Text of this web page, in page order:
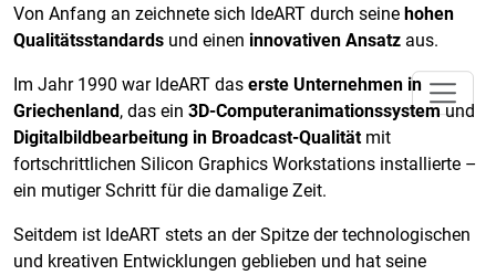
Von Anfang an zeichnete sich IdeART durch seine hohen
Qualitätsstandards und einen innovativen Ansatz aus.
Im Jahr 1990 war IdeART das erste Unternehmen in
Griechenland, das ein 3D-Computeranimationssystemund
Digitalbildbearbeitung in Broadcast-Qualitätmit
fortschrittlichen Silicon Graphics Workstations installierte –
ein mutiger Schritt für die damalige Zeit.
Seitdem ist IdeART stets an der Spitze der technologischen
und kreativen Entwicklungen geblieben und hat seine